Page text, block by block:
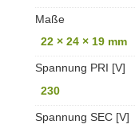
Maße
22 × 24 × 19 mm
Spannung PRI [V]
230
Spannung SEC [V]